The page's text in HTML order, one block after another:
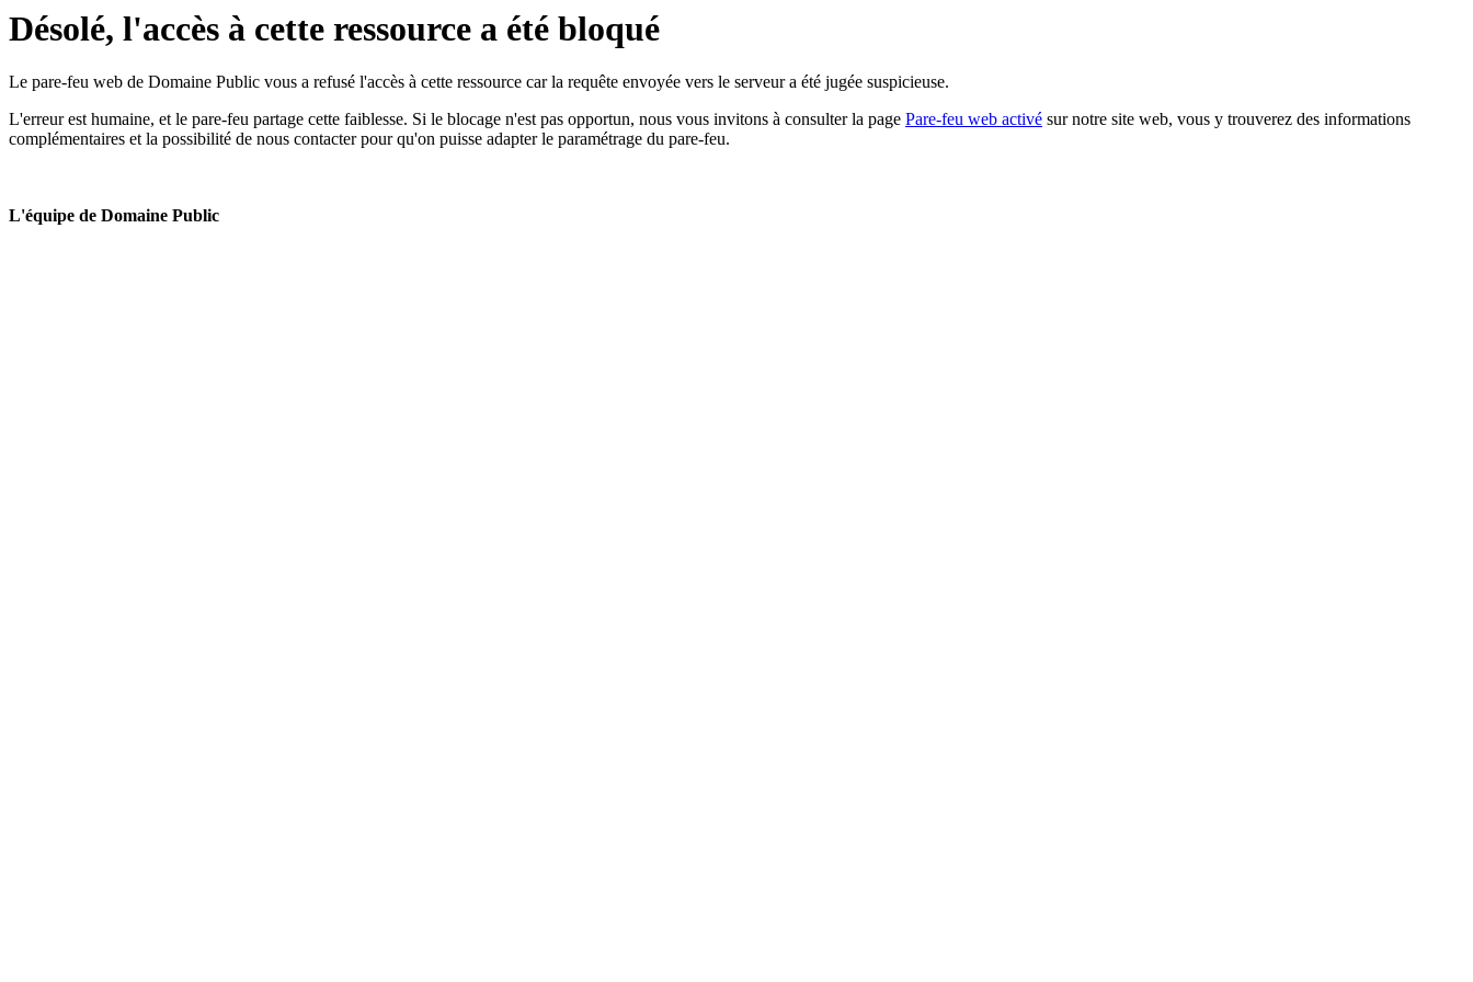
Désolé, l'accès à cette ressource a été bloqué
Le pare-feu web de Domaine Public vous a refusé l'accès à cette ressource car la requête envoyée vers le serveur a été jugée suspicieuse.
L'erreur est humaine, et le pare-feu partage cette faiblesse. Si le blocage n'est pas opportun, nous vous invitons à consulter la page Pare-feu web activé sur notre site web, vous y trouverez des informations
complémentaires et la possibilité de nous contacter pour qu'on puisse adapter le paramétrage du pare-feu.
L'équipe de Domaine Public